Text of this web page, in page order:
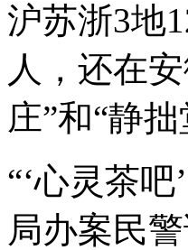
沪苏浙3地
人，还在
庄”和“静拙
“‘心灵茶
局办案民警